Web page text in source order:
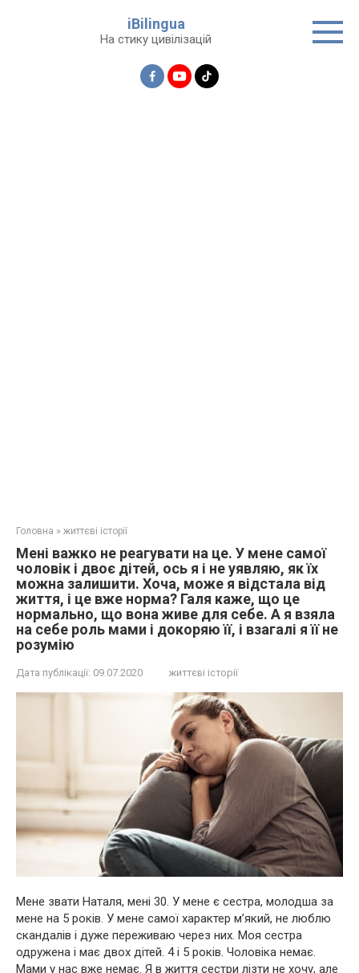
iBilingua
На стику цивілізацій
Головна » життєві історії
Мені важко не реагувати на це. У мене самої
чоловік і двоє дітей, ось я і не уявляю, як їх
можна залишити. Хоча, може я відстала від
життя, і це вже норма? Галя каже, що це
нормально, що вона живе для себе. А я взяла
на себе роль мами і докоряю її, і взагалі я її не
розумію
Дата публікації: 09.07.2020 життєві історії
Мене звати Наталя, мені 30. У мене є сестра, молодша за
мене на 5 років. У мене самої характер м’який, не люблю
скандалів і дуже переживаю через них. Моя сестра
одружена і має двох дітей. 4 і 5 років. Чоловіка немає.
Мами у нас вже немає. Я в життя сестри лізти не хочу, але